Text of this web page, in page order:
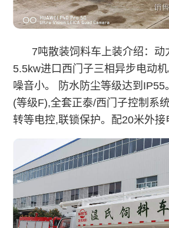
7吨散装饲料车上装介绍：动
5.5kw进口西门子三相异步电动
噪音小。 防水防尘等级达到IP55
(等级F),全套正泰/西门子控制系
转等电控,联锁保护。配20米外接